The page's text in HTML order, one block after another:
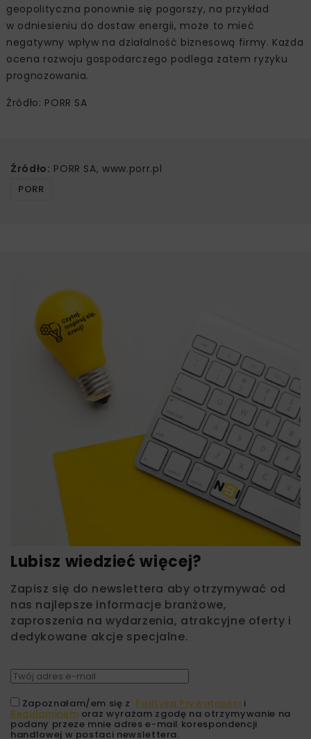
geopolityczna ponownie się pogorszy, na przykład
w odniesieniu do dostaw energii, może to mieć
negatywny wpływ na działalność biznesową firmy. Każda
ocena rozwoju gospodarczego podlega zatem ryzyku
prognozowania.
Źródło: PORR SA
Źródło: PORR SA, www.porr.pl
PORR
Lubisz wiedzieć więcej?
Zapisz się do newslettera aby otrzymywać od
nas najlepsze informacje branżowe,
zaproszenia na wydarzenia, atrakcyjne oferty i
dedykowane akcje specjalne.
Zapoznałam/em się z Polityką Prywatności i
Regulaminem oraz wyrażam zgodę na otrzymywanie na
podany przeze mnie adres e-mail korespondencji
handlowej w postaci newslettera.